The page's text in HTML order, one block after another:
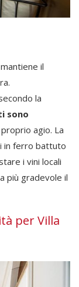
il
la
sono
agio. La
in ferro battuto
i vini locali
più gradevole il
per Villa